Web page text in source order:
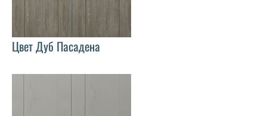
Цвет Дуб Пасадена